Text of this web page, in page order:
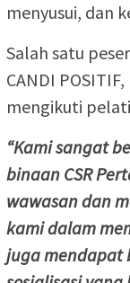
menyusui, dan
Salah satu
CANDI
mengikuti
“Kami sangat
binaan CSR
wawasan dan
kami dalam
juga mendapat